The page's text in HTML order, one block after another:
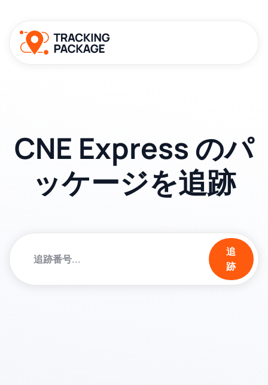
CNE Express のパ
ッケージを追跡
追
跡